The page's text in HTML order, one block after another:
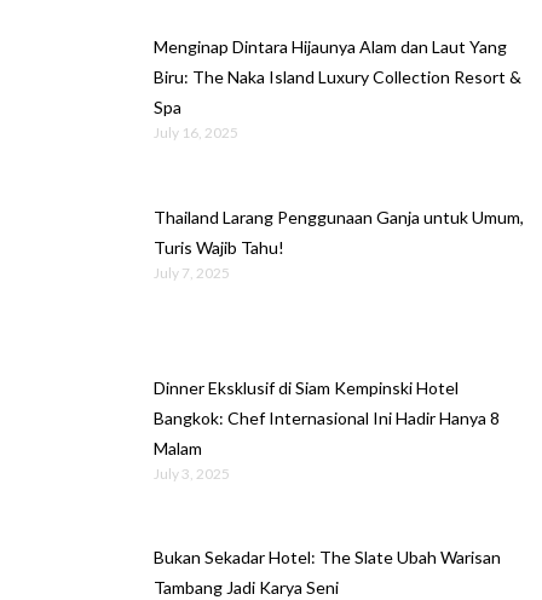
Menginap Dintara Hijaunya Alam dan Laut Yang
Biru: The Naka Island Luxury Collection Resort &
Spa
July 16, 2025
Thailand Larang Penggunaan Ganja untuk Umum,
Turis Wajib Tahu!
July 7, 2025
Dinner Eksklusif di Siam Kempinski Hotel
Bangkok: Chef Internasional Ini Hadir Hanya 8
Malam
July 3, 2025
Bukan Sekadar Hotel: The Slate Ubah Warisan
Tambang Jadi Karya Seni